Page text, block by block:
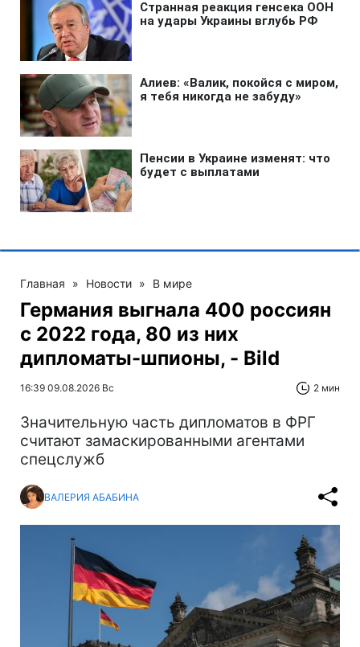
Главная » Новости » В мире
Германия выгнала 400 россиян
с 2022 года, 80 из них
дипломаты-шпионы, - Bild
16:39 09.08.2026 Вс 2 мин
Значительную часть дипломатов в ФРГ
считают замаскированными агентами
спецслужб
ВАЛЕРИЯ АБАБИНА